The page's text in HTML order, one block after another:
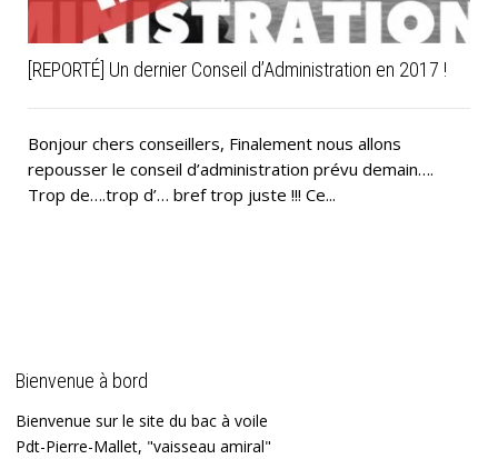
[REPORTÉ] Un dernier Conseil d’Administration en 2017 !
Bonjour chers conseillers, Finalement nous allons
repousser le conseil d’administration prévu demain….
Trop de….trop d’… bref trop juste !!! Ce...
Bienvenue à bord
Bienvenue sur le site du bac à voile
Pdt-Pierre-Mallet, "vaisseau amiral"